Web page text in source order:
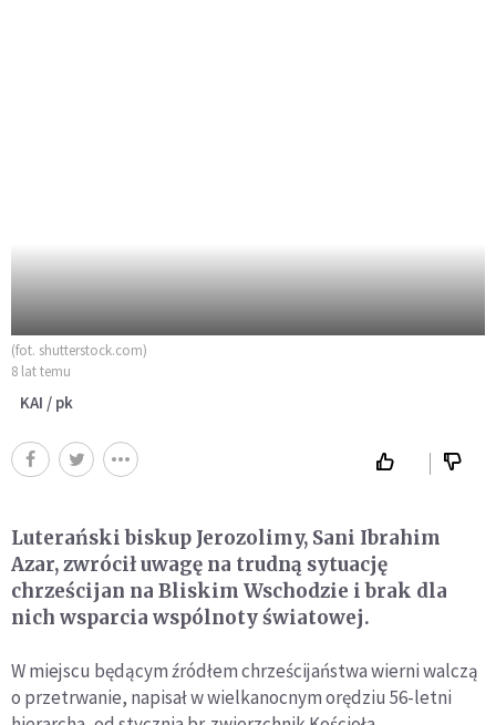
(fot. shutterstock.com)
8 lat temu
KAI / pk
Luterański biskup Jerozolimy, Sani Ibrahim
Azar, zwrócił uwagę na trudną sytuację
chrześcijan na Bliskim Wschodzie i brak dla
nich wsparcia wspólnoty światowej.
W miejscu będącym źródłem chrześcijaństwa wierni walczą
o przetrwanie, napisał w wielkanocnym orędziu 56-letni